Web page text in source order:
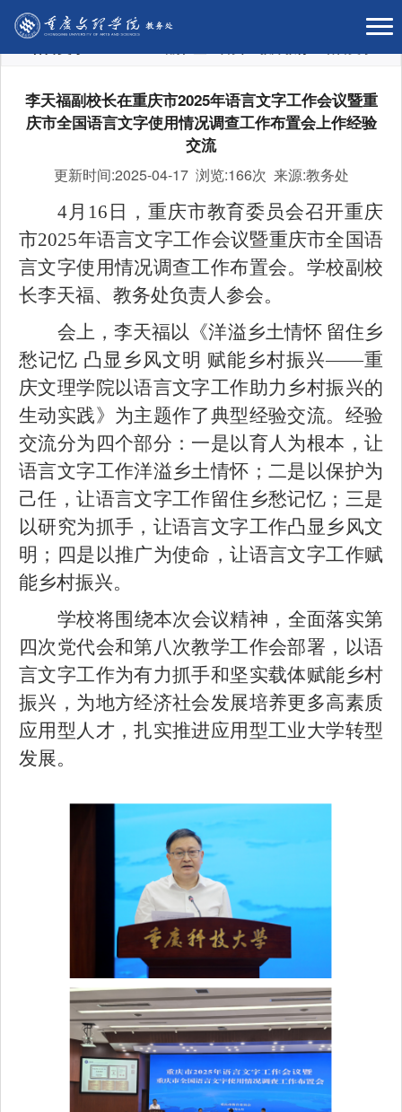
李天福副校长在重庆市2025年语言文字工作会议暨重
庆市全国语言文字使用情况调查工作布置会上作经验
交流
更新时间:2025-04-17 浏览:166次 来源:教务处
4月16日，重庆市教育委员会召开重庆
市2025年语言文字工作会议暨重庆市全国语
言文字使用情况调查工作布置会。学校副校
长李天福、教务处负责人参会。
会上，李天福以《洋溢乡土情怀 留住乡
愁记忆 凸显乡风文明 赋能乡村振兴——重
庆文理学院以语言文字工作助力乡村振兴的
生动实践》为主题作了典型经验交流。经验
交流分为四个部分：一是以育人为根本，让
语言文字工作洋溢乡土情怀；二是以保护为
己任，让语言文字工作留住乡愁记忆；三是
以研究为抓手，让语言文字工作凸显乡风文
明；四是以推广为使命，让语言文字工作赋
能乡村振兴。
学校将围绕本次会议精神，全面落实第
四次党代会和第八次教学工作会部署，以语
言文字工作为有力抓手和坚实载体赋能乡村
振兴，为地方经济社会发展培养更多高素质
应用型人才，扎实推进应用型工业大学转型
发展。